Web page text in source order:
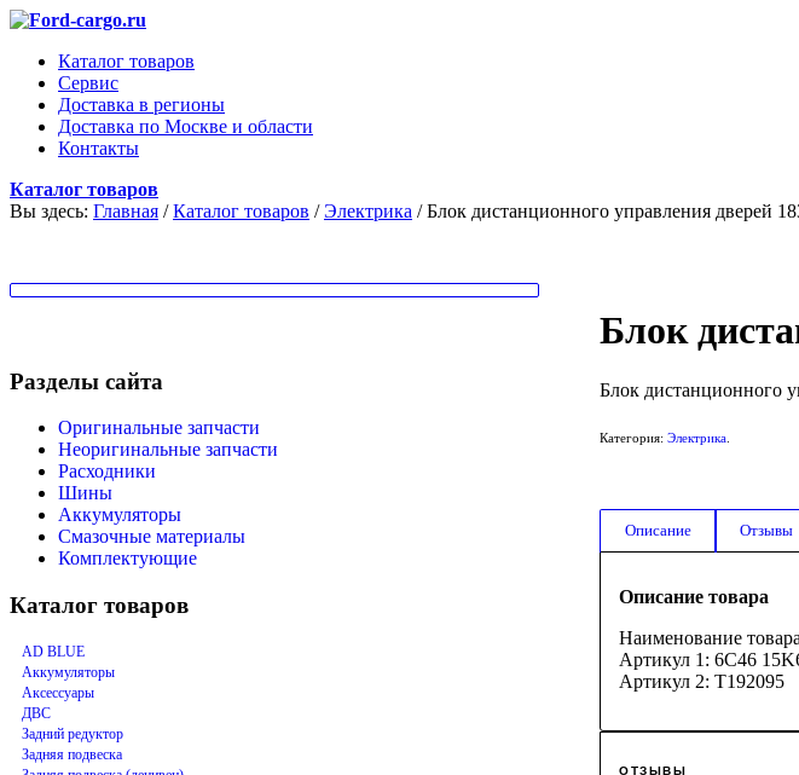
Каталог товаров
Сервис
Доставка в регионы
Доставка по Москве и области
Контакты
Каталог товаров
Вы здесь: Главная / Каталог товаров / Электрика / Блок дистанционного управления дверей
Разделы сайта
Оригинальные запчасти
Неоригинальные запчасти
Расходники
Шины
Аккумуляторы
Смазочные материалы
Комплектующие
Каталог товаров
AD BLUE
Аккумуляторы
Аксессуары
ДВС
Задний редуктор
Задняя подвеска
Блок
Блок дистанционного
Категория:Электрика
Описание Отзывы
Описание товара
Наименование
Артикул 1: 6C46
Артикул 2: T192095
ОТЗЫВЫ